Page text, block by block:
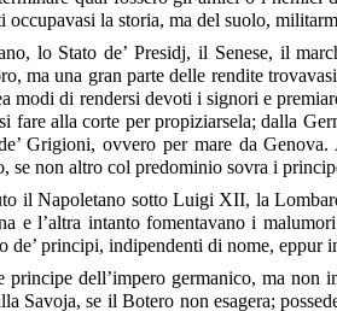
la storia, ma del suolo,
lo Stato de’ Presidj, il Senese, il
ma una gran parte delle rendite
modi di rendersi devoti i signori e
fare alla corte per propiziarsela; dalla
Grigioni, ovvero per mare da
se non altro col predominio sovra i
il Napoletano sotto Luigi XII, la
e l’altra intanto fomentavano i
de’ principi, indipendenti di nome, eppur
principe dell’impero germanico, ma non
Savoja, se il Botero non esagera;